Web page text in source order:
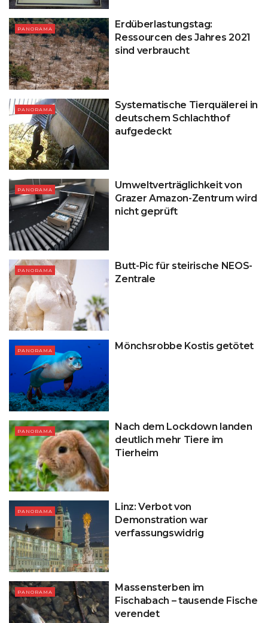
PANORAMA
Erdüberlastungstag:
Ressourcen des Jahres 2021
sind verbraucht
PANORAMA
Systematische Tierquälerei in
deutschem Schlachthof
aufgedeckt
PANORAMA
Umweltverträglichkeit von
Grazer Amazon-Zentrum wird
nicht geprüft
PANORAMA
Butt-Pic für steirische NEOS-
Zentrale
PANORAMA Mönchsrobbe Kostis getötet
PANORAMA
Nach dem Lockdown landen
deutlich mehr Tiere im
Tierheim
PANORAMA
Linz: Verbot von
Demonstration war
verfassungswidrig
PANORAMA
Massensterben im
Fischabach – tausende Fische
verendet